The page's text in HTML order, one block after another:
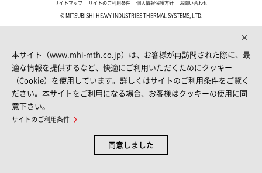
サイトマップ サイトのご利用条件 個人情報保護方針 お問い合わせ
© MITSUBISHI HEAVY INDUSTRIES THERMAL SYSTEMS, LTD.
本サイト（www.mhi-mth.co.jp）は、お客様が再訪問された際に、最
適な情報を提供するなど、快適にご利用いただくためにクッキー
（Cookie）を使用しています。詳しくはサイトのご利用条件をご覧く
ださい。本サイトをご利用になる場合、お客様はクッキーの使用に同
意下さい。
サイトのご利用条件
同意しました